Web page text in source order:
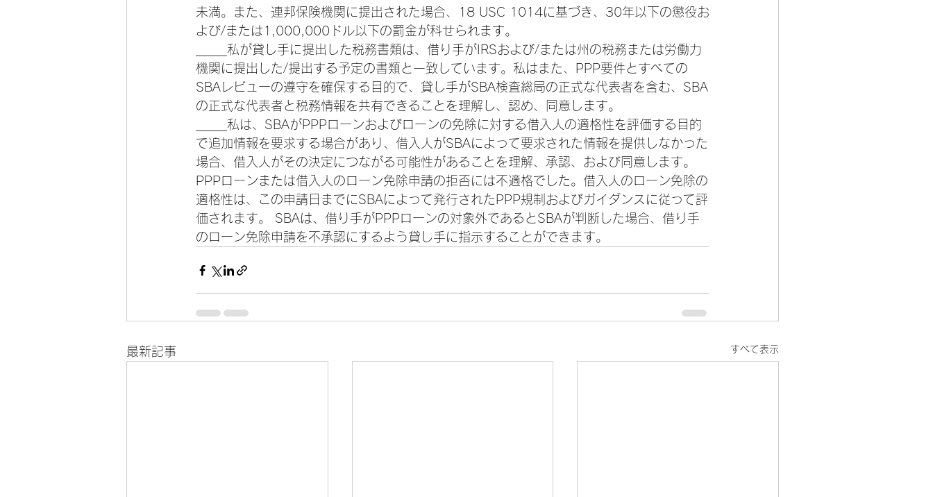
未満。また、連邦保険機関に提出された場合、18 USC 1014に基づき、30年以下の懲役お
よび/または1,000,000ドル以下の罰金が科せられます。
_____私が貸し手に提出した税務書類は、借り手がIRSおよび/または州の税務または労働力
機関に提出した/提出する予定の書類と一致しています。私はまた、PPP要件とすべての
SBAレビューの遵守を確保する目的で、貸し手がSBA検査総局の正式な代表者を含む、SBA
の正式な代表者と税務情報を共有できることを理解し、認め、同意します。
_____私は、SBAがPPPローンおよびローンの免除に対する借入人の適格性を評価する目的
で追加情報を要求する場合があり、借入人がSBAによって要求された情報を提供しなかった
場合、借入人がその決定につながる可能性があることを理解、承認、および同意します。
PPPローンまたは借入人のローン免除申請の拒否には不適格でした。借入人のローン免除の
適格性は、この申請日までにSBAによって発行されたPPP規制およびガイダンスに従って評
価されます。 SBAは、借り手がPPPローンの対象外であるとSBAが判断した場合、借り手
のローン免除申請を不承認にするよう貸し手に指示することができます。
最新記事 すべて表示